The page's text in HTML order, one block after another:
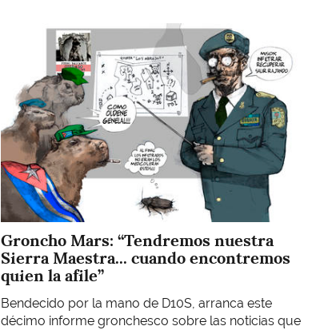
Groncho Mars: “Tendremos nuestra
Sierra Maestra... cuando encontremos
quien la afile”
Bendecido por la mano de D10S, arranca este
décimo informe gronchesco sobre las noticias que